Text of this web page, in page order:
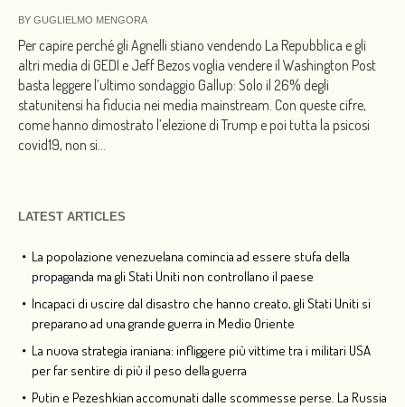
BY GUGLIELMO MENGORA
Per capire perché gli Agnelli stiano vendendo La Repubblica e gli
altri media di GEDI e Jeff Bezos voglia vendere il Washington Post
basta leggere l’ultimo sondaggio Gallup: Solo il 26% degli
statunitensi ha fiducia nei media mainstream. Con queste cifre,
come hanno dimostrato l’elezione di Trump e poi tutta la psicosi
covid19, non si...
LATEST ARTICLES
La popolazione venezuelana comincia ad essere stufa della
propaganda ma gli Stati Uniti non controllano il paese
Incapaci di uscire dal disastro che hanno creato, gli Stati Uniti si
preparano ad una grande guerra in Medio Oriente
La nuova strategia iraniana: infliggere più vittime tra i militari USA
per far sentire di più il peso della guerra
Putin e Pezeshkian accomunati dalle scommesse perse. La Russia